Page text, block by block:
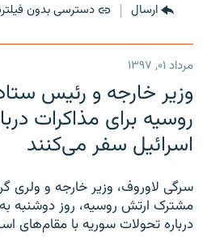
ارسال دسترسی بدون
مرداد ۰۱, ۱۳۹۷
وزیر خارجه و رئیس‌
روسیه برای مذاکرات
اسرائیل سفر می‌کنند
سرگی لاوروف، وزیر خارجه و ولری
مشترک ارتش روسیه، روز دوشنبه به
درباره تحولات سوریه با مقام‌های